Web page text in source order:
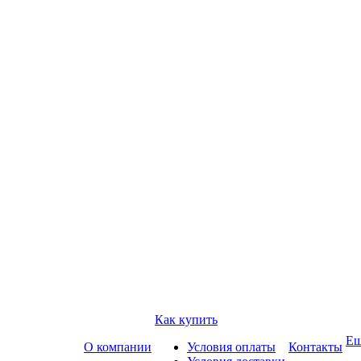
О компании
Как купить
Условия оплаты
Контакты